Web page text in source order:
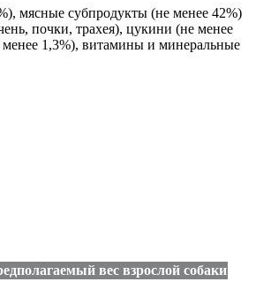
мясные субпродукты (не менее 42%)
почки, трахея), цукини (не менее
менее 1,3%), витамины и минеральные
вес взрослой собаки